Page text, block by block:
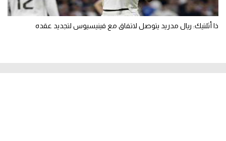
ذا أثلتيك: ريال مدريد يتوصل لاتفاق مع فينيسيوس لتجديد عقده